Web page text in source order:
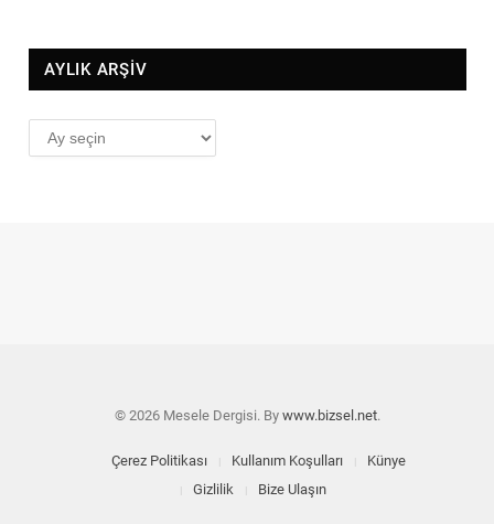
AYLIK ARŞİV
AYLIK
ARŞİV
© 2026 Mesele Dergisi. By www.bizsel.net.
Çerez Politikası Kullanım Koşulları
Künye
Gizlilik
Bize Ulaşın